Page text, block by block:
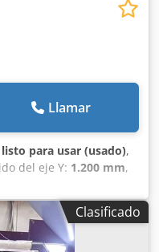
Llamar
listo para usar (usado),
del eje Y: 1.200 mm,
del motor del
(máx.):3.000 rpm,
de bancada tipo
en 1999. Cuenta con
Clasificado